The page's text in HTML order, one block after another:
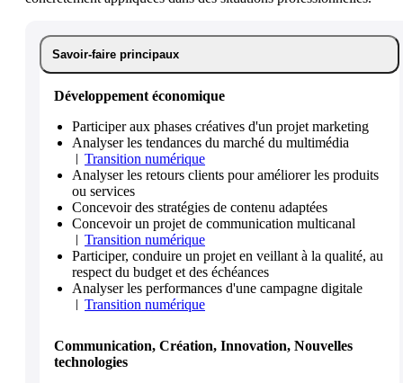
Savoir-faire principaux
Développement économique
Participer aux phases créatives d'un projet marketing
Analyser les tendances du marché du multimédia
Transition numérique
Analyser les retours clients pour améliorer les produits
ou services
Concevoir des stratégies de contenu adaptées
Concevoir un projet de communication multicanal
Transition numérique
Participer, conduire un projet en veillant à la qualité, au
respect du budget et des échéances
Analyser les performances d'une campagne digitale
Transition numérique
Communication, Création, Innovation, Nouvelles
technologies